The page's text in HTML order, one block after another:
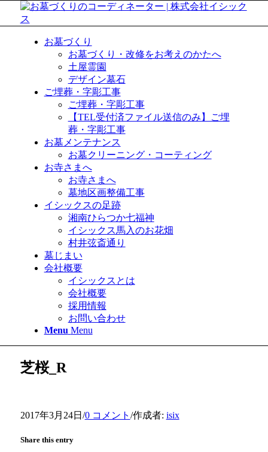
お墓づくり
お墓づくり・改修をお考えのかたへ
土屋霊園
デザイン墓石
ご埋葬・字彫工事
ご埋葬・字彫工事
【TEL受付済ファイル送信のみ】ご埋
葬・字彫工事
お墓メンテナンス
お墓クリーニング・コーティング
お寺さまへ
お寺さまへ
墓地区画整備工事
イシックスの足跡
湘南ひらつか七福神
イシックス馬入のお花畑
村井弦斎通り
墓じまい
会社概要
イシックスとは
会社概要
採用情報
お問い合わせ
Menu Menu
芝桜_R
2017年3月24日 /0 コメント /作成者: isix
Share this entry